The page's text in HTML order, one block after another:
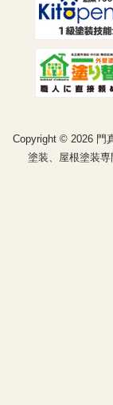
Copyright © 2026 門
塗装、屋根塗装